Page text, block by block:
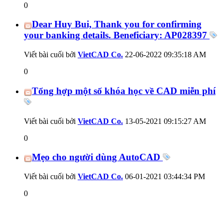
0
Dear Huy Bui, Thank you for confirming
your banking details. Beneficiary: AP028397
Viết bài cuối bởi VietCAD Co. 22-06-2022 09:35:18 AM
0
Tổng hợp một số khóa học về CAD miễn phí
Viết bài cuối bởi VietCAD Co. 13-05-2021 09:15:27 AM
0
Mẹo cho người dùng AutoCAD
Viết bài cuối bởi VietCAD Co. 06-01-2021 03:44:34 PM
0